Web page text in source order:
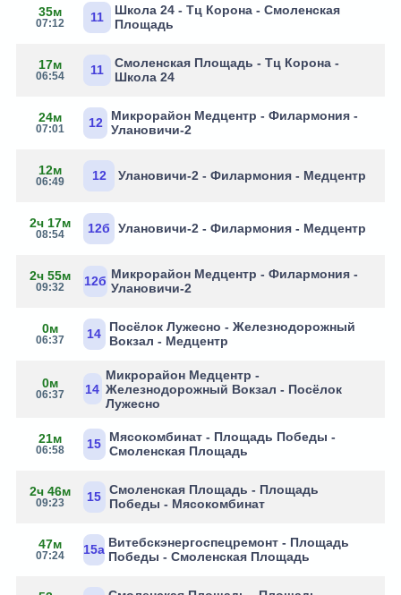
35м
07:12 11
Школа 24 - Тц Корона - Смоленская
Площадь
17м
06:54 11
Смоленская Площадь - Тц Корона -
Школа 24
24м
07:01 12
Микрорайон Медцентр - Филармония -
Улановичи-2
12м
06:49 12 Улановичи-2 - Филармония - Медцентр
2ч 17м
08:54 12б Улановичи-2 - Филармония - Медцентр
2ч 55м
09:32 12б Микрорайон Медцентр - Филармония -
Улановичи-2
0м
06:37 14
Посёлок Лужесно - Железнодорожный
Вокзал - Медцентр
0м
06:37 14
Микрорайон Медцентр -
Железнодорожный Вокзал - Посёлок
Лужесно
21м
06:58 15
Мясокомбинат - Площадь Победы -
Смоленская Площадь
2ч 46м
09:23 15 Смоленская Площадь - Площадь
Победы - Мясокомбинат
47м
07:24 15а Витебскэнергоспецремонт - Площадь
Победы - Смоленская Площадь